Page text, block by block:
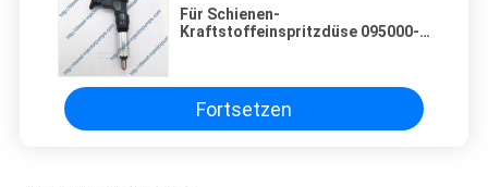
Für Schienen-
Kraftstoffeinspritzdüse 095000-
78060 23600-78061 16650Z501B
Fortsetzen